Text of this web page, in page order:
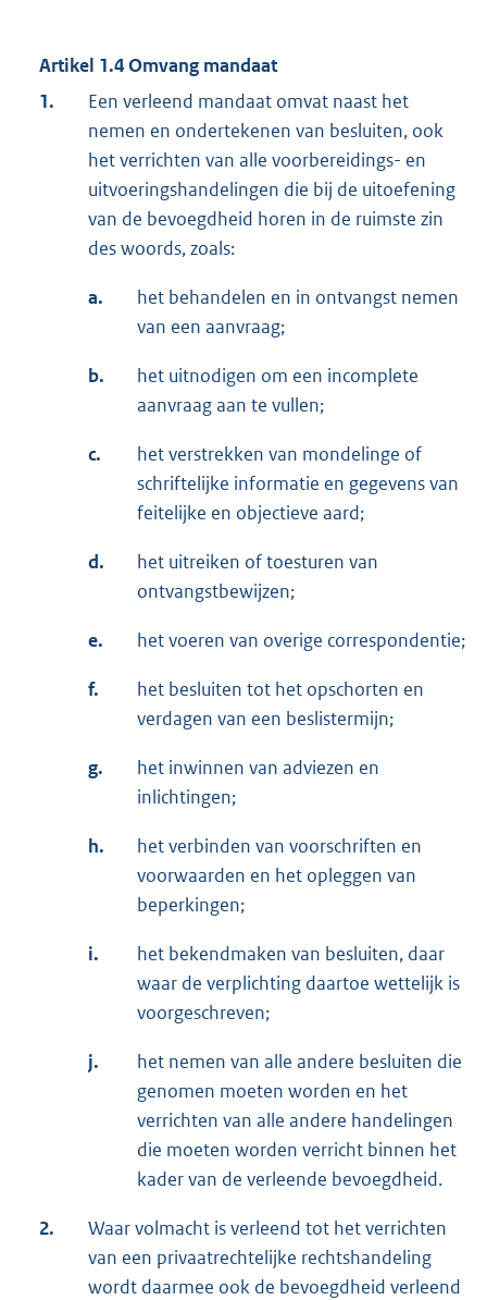
Artikel 1.4 Omvang mandaat
1.
Een verleend mandaat omvat naast het
nemen en ondertekenen van besluiten, ook
het verrichten van alle voorbereidings- en
uitvoeringshandelingen die bij de uitoefening
van de bevoegdheid horen in de ruimste zin
des woords, zoals:
a.
het behandelen en in ontvangst nemen
van een aanvraag;
b.
het uitnodigen om een incomplete
aanvraag aan te vullen;
c.
het verstrekken van mondelinge of
schriftelijke informatie en gegevens van
feitelijke en objectieve aard;
d.
het uitreiken of toesturen van
ontvangstbewijzen;
e. het voeren van overige correspondentie;
f.
het besluiten tot het opschorten en
verdagen van een beslistermijn;
g.
het inwinnen van adviezen en
inlichtingen;
h.
het verbinden van voorschriften en
voorwaarden en het opleggen van
beperkingen;
i.
het bekendmaken van besluiten, daar
waar de verplichting daartoe wettelijk is
voorgeschreven;
j.
het nemen van alle andere besluiten die
genomen moeten worden en het
verrichten van alle andere handelingen
die moeten worden verricht binnen het
kader van de verleende bevoegdheid.
2.
Waar volmacht is verleend tot het verrichten
van een privaatrechtelijke rechtshandeling
wordt daarmee ook de bevoegdheid verleend